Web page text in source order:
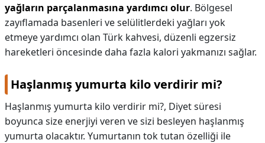
yağların parçalanmasına yardımcı olur. Bölgesel
zayıflamada basenleri ve selülitlerdeki yağları yok
etmeye yardımcı olan Türk kahvesi, düzenli egzersiz
hareketleri öncesinde daha fazla kalori yakmanızı sağlar.
Haşlanmış yumurta kilo verdirir mi?
Haşlanmış yumurta kilo verdirir mi?, Diyet süresi
boyunca size enerjiyi veren ve sizi besleyen haşlanmış
yumurta olacaktır. Yumurtanın tok tutan özelliği ile